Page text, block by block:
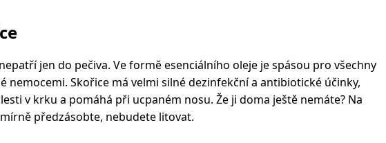
jen do pečiva. Ve formě esenciálního oleje je spásou pro všechny
nemocemi. Skořice má velmi silné dezinfekční a antibiotické účinky,
v krku a pomáhá při ucpaném nosu. Že ji doma ještě nemáte? Na
předzásobte, nebudete litovat.